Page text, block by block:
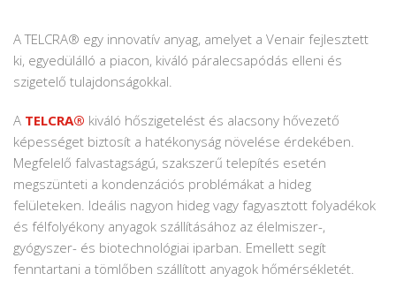
A TELCRA® egy innovatív anyag, amelyet a Venair fejlesztett
ki, egyedülálló a piacon, kiváló páralecsapódás elleni és
szigetelő tulajdonságokkal.
A TELCRA® kiváló hőszigetelést és alacsony hővezető
képességet biztosít a hatékonyság növelése érdekében.
Megfelelő falvastagságú, szakszerű telepítés esetén
megszünteti a kondenzációs problémákat a hideg
felületeken. Ideális nagyon hideg vagy fagyasztott folyadékok
és félfolyékony anyagok szállításához az élelmiszer-,
gyógyszer- és biotechnológiai iparban. Emellett segít
fenntartani a tömlőben szállított anyagok hőmérsékletét.